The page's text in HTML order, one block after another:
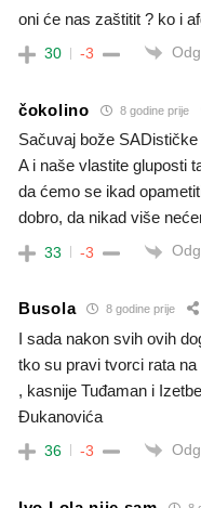
oni će nas zaštitit ? ko i
30 -3
čokolino 8 godine prije
Sačuvaj bože
A i naše vlastite
da ćemo se ikad
dobro, da nikad više
33 -3
Busola 8 godine prije
I sada nakon svih ovih
tko su pravi tvorci rata
, kasnije Tuđaman i
Đukanovića
36 -3